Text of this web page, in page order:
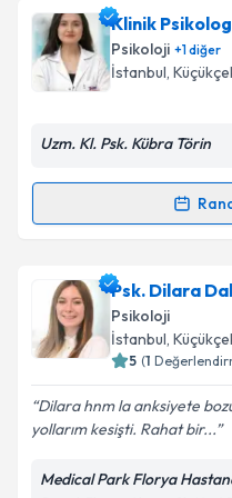
Takvim
Klinik Psikolog
takvimi talebi
almanız için bir takvim
bilgilendireceğiz.
kapsamda
Takvim
Klinik
Psikoloji +1diğer
İstanbul,
Uzm. Kl. Psk. Kübra Törin
Randevu Takvimi
Klinik Psikolog
talebi oluşturun. Size
için bir takvim
bilgilendireceğiz.
E-posta Adresiniz
Psk. Dilara
Psikoloji
İstanbul,
5 (1
Dilara hnm la anksiyete
yollarım kesişti. Rahat bir...
Medical Park Florya